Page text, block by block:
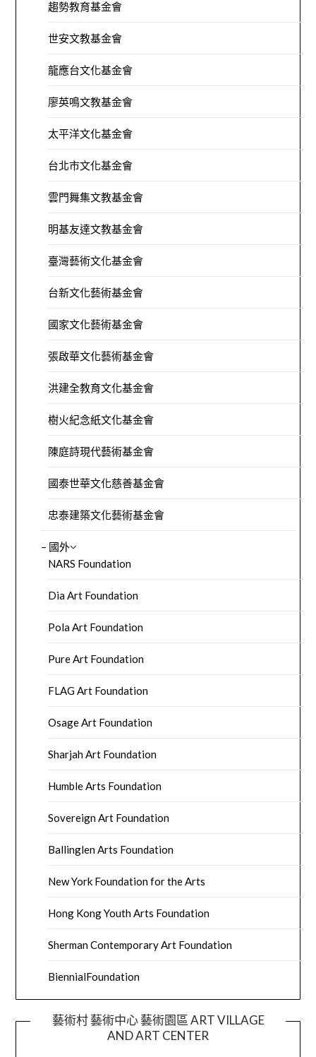
趨勢教育基金會
世安文教基金會
龍應台文化基金會
廖英鳴文教基金會
太平洋文化基金會
台北市文化基金會
雲門舞集文教基金會
明基友達文教基金會
臺灣藝術文化基金會
台新文化藝術基金會
國家文化藝術基金會
張啟華文化藝術基金會
洪建全教育文化基金會
樹火紀念紙文化基金會
陳庭詩現代藝術基金會
國泰世華文化慈善基金會
忠泰建築文化藝術基金會
– 國外
NARS Foundation
Dia Art Foundation
Pola Art Foundation
Pure Art Foundation
FLAG Art Foundation
Osage Art Foundation
Sharjah Art Foundation
Humble Arts Foundation
Sovereign Art Foundation
Ballinglen Arts Foundation
New York Foundation for the Arts
Hong Kong Youth Arts Foundation
Sherman Contemporary Art Foundation
BiennialFoundation
藝術村 藝術中心 藝術園區 ART VILLAGE
AND ART CENTER